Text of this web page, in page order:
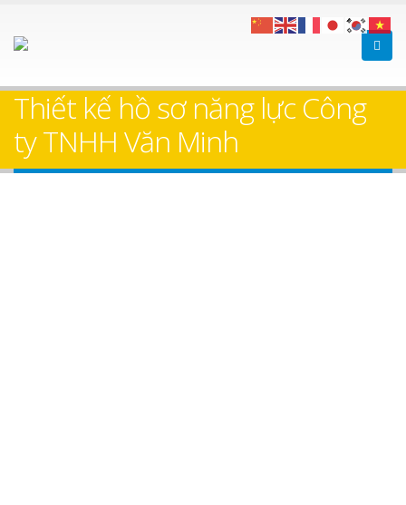
Thiết kế hồ sơ năng lực Công
ty TNHH Văn Minh